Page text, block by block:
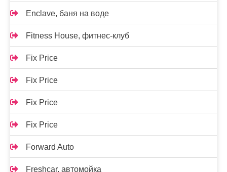
Enclave, баня на воде
Fitness House, фитнес-клуб
Fix Price
Fix Price
Fix Price
Fix Price
Forward Auto
Freshcar, автомойка